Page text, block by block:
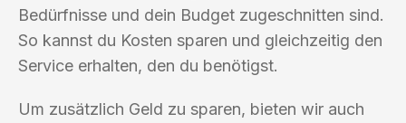
Bedürfnisse und dein Budget zugeschnitten sind.
So kannst du Kosten sparen und gleichzeitig den
Service erhalten, den du benötigst.
Um zusätzlich Geld zu sparen, bieten wir auch